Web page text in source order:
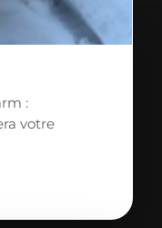
:
votre